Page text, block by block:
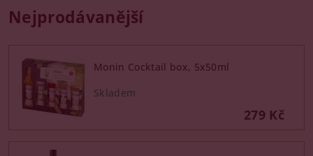
Nejprodávanější
Monin Cocktail box, 5x50ml
279 Kč